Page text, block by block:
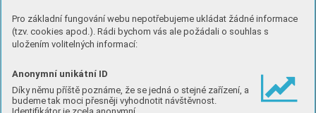
Pro základní fungování webu nepotřebujeme ukládat žádné informace
(tzv. cookies apod.). Rádi bychom vás ale požádali o souhlas s
uložením volitelných informací:
Anonymní unikátní ID
Díky němu příště poznáme, že se jedná o stejné zařízení, a
budeme tak moci přesněji vyhodnotit návštěvnost.